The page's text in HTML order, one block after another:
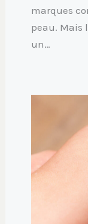
marques
peau. Mais
un…